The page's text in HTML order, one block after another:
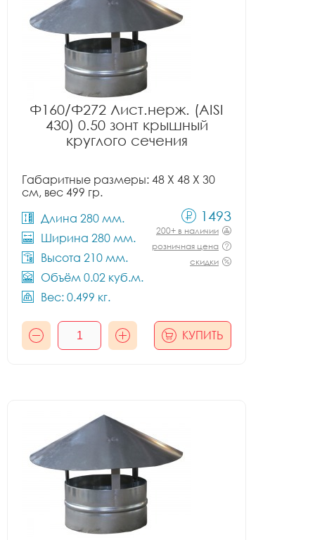
Ф160/Ф272 Лист.нерж. (AISI
430) 0.50 зонт крышный
круглого сечения
Габаритные размеры: 48 X 48 X 30
см, вес 499 гр.
Длина 280 мм.
Ширина 280 мм.
Высота 210 мм.
Объём 0.02 куб.м.
Вес: 0.499 кг.
1493
200+ в наличии
розничная цена
скидки
КУПИТЬ